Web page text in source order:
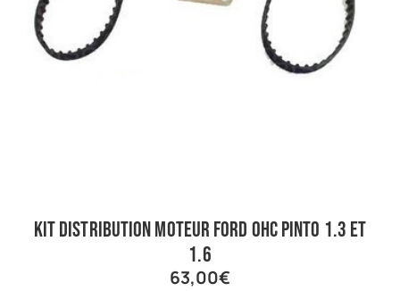
Kit Distribution Moteur Ford OHC Pinto 1.3 et
1.6
63,00€